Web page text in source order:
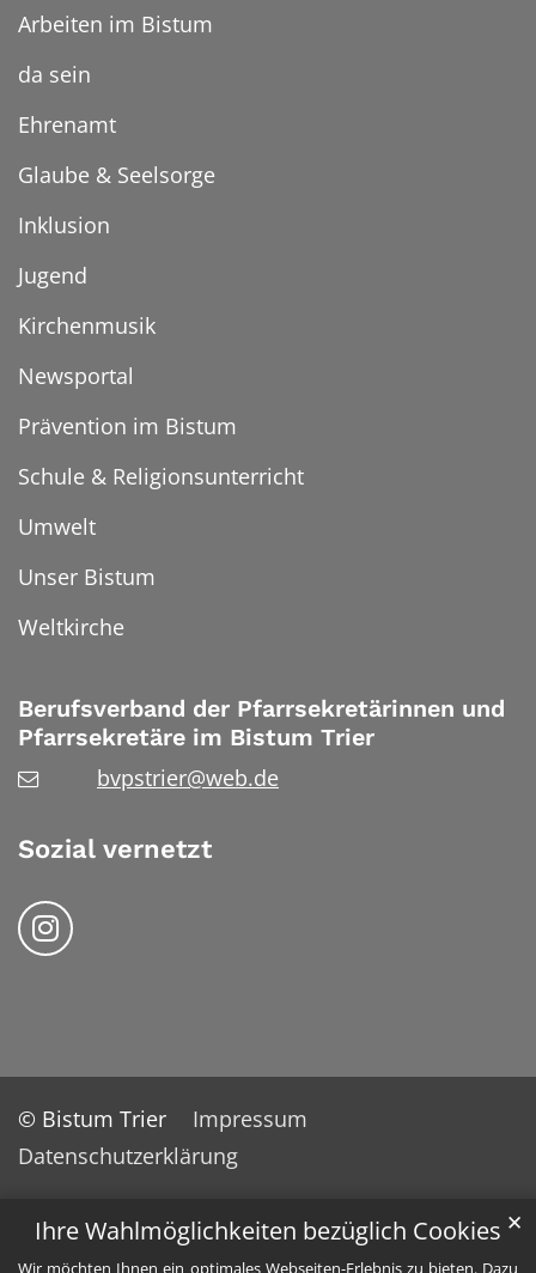
Ihre Wahlmöglichkeiten bezüglich Cookies
Wir möchten Ihnen ein optimales Webseiten-Erlebnis zu bieten. Dazu
✕
Arbeiten im Bistum
da sein
Ehrenamt
Glaube & Seelsorge
Inklusion
Jugend
Kirchenmusik
Newsportal
Prävention im Bistum
Schule & Religionsunterricht
Umwelt
Unser Bistum
Weltkirche
Berufsverband der Pfarrsekretärinnen und
Pfarrsekretäre im Bistum Trier
bvpstrier@web.de
Sozial vernetzt
Folgen Sie uns auf Instragram
© Bistum Trier
Impressum
Datenschutzerklärung